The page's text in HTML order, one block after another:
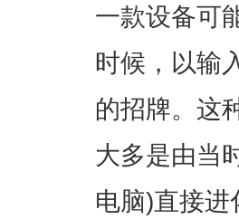
一款设备可
时候，以输
的招牌。这
大多是由当
电脑)直接